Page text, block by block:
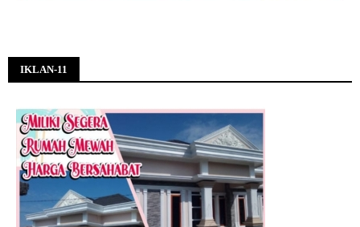
IKLAN-11